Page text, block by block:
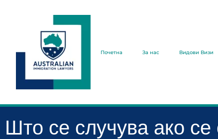
Почетна За нас Видови Визи
Што се случува ако